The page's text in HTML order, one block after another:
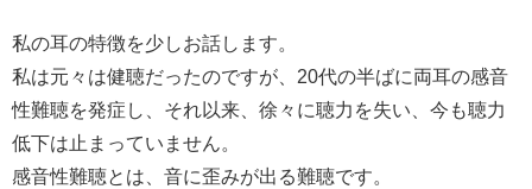
私の耳の特徴を少しお話します。
私は元々は健聴だったのですが、20代の半ばに両耳の感音
性難聴を発症し、それ以来、徐々に聴力を失い、今も聴力
低下は止まっていません。
感音性難聴とは、音に歪みが出る難聴です。